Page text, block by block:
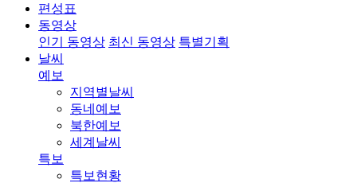
편성표
동영상
인기 동영상 최신 동영상 특별기획
날씨
예보
지역별날씨
동네예보
북한예보
세계날씨
특보
특보현황